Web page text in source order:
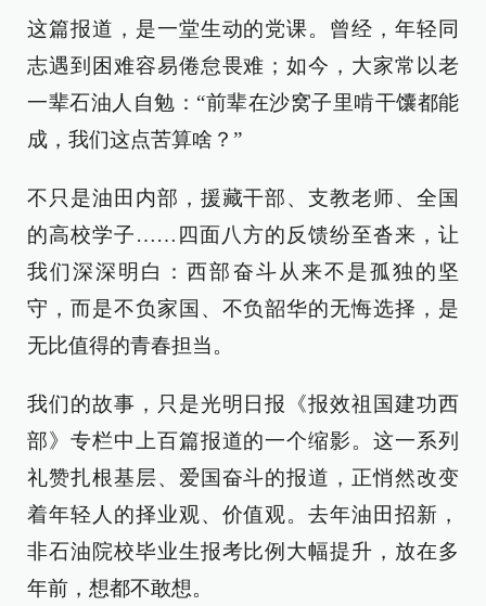
这篇报道，是一堂生动的党课。曾经，年轻同
志遇到困难容易倦怠畏难；如今，大家常以老
一辈石油人自勉：“前辈在沙窝子里啃干馕都能
成，我们这点苦算啥？”
不只是油田内部，援藏干部、支教老师、全国
的高校学子……四面八方的反馈纷至沓来，让
我们深深明白：西部奋斗从来不是孤独的坚
守，而是不负家国、不负韶华的无悔选择，是
无比值得的青春担当。
我们的故事，只是光明日报《报效祖国建功西
部》专栏中上百篇报道的一个缩影。这一系列
礼赞扎根基层、爱国奋斗的报道，正悄然改变
着年轻人的择业观、价值观。去年油田招新，
非石油院校毕业生报考比例大幅提升，放在多
年前，想都不敢想。